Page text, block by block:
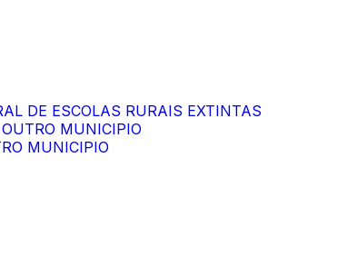
DE ESCOLAS RURAIS EXTINTAS
MUNICIPIO
MUNICIPIO